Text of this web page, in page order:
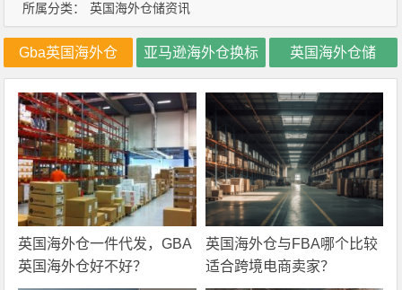
所属分类： 英国海外仓储资讯
Gba英国海外仓 亚马逊海外仓换标 英国海外仓储
英国海外仓一件代发，GBA
英国海外仓好不好？
英国海外仓与FBA哪个比较
适合跨境电商卖家？